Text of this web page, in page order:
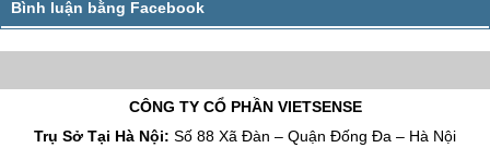
CÔNG TY CỔ PHẦN VIETSENSE
Trụ Sở Tại Hà Nội: Số 88 Xã Đàn – Quận Đống Đa – Hà Nội